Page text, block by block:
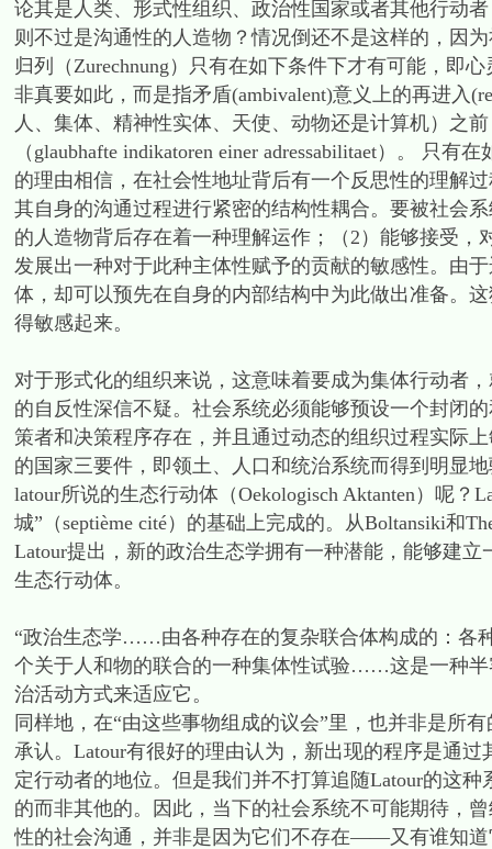
论其是人类、形式性组织、政治性国家或者其他行动
则不过是沟通性的人造物？情况倒还不是这样的，因
归列（Zurechnung）只有在如下条件下才有可能，即心
非真要如此，而是指矛盾(ambivalent)意义上的再进入
人、集体、精神性实体、天使、动物还是计算机）之
（glaubhafte indikatoren einer adressabilitaet）。 只
的理由相信，在社会性地址背后有一个反思性的理解
其自身的沟通过程进行紧密的结构性耦合。要被社会
的人造物背后存在着一种理解运作；（2）能够接受
发展出一种对于此种主体性赋予的贡献的敏感性。由
体，却可以预先在自身的内部结构中为此做出准备。
得敏感起来。
对于形式化的组织来说，这意味着要成为集体行动者
的自反性深信不疑。社会系统必须能够预设一个封闭
策者和决策程序存在，并且通过动态的组织过程实际
的国家三要件，即领土、人口和统治系统而得到明显
latour所说的生态行动体（Oekologisch Aktanten）呢
城”（septième cité）的基础上完成的。从Boltansiki和
Latour提出，新的政治生态学拥有一种潜能，能够建
生态行动体。
“政治生态学……由各种存在的复杂联合体构成的：
个关于人和物的联合的一种集体性试验……这是一种
治活动方式来适应它。
同样地，在“由这些事物组成的议会”里，也并非是所
承认。Latour有很好的理由认为，新出现的程序是通
定行动者的地位。但是我们并不打算追随Latour的这
的而非其他的。因此，当下的社会系统不可能期待，
性的社会沟通，并非是因为它们不存在——又有谁知